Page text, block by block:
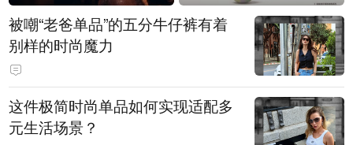
被嘲“老爸单品”的五分牛仔裤有着
别样的时尚魔力
这件极简时尚单品如何实现适配多
元生活场景？